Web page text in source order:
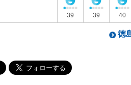
39 39 40
徳